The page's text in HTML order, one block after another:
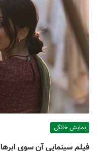
نمایش خانگی
فیلم سینمایی آن سوی ابرها